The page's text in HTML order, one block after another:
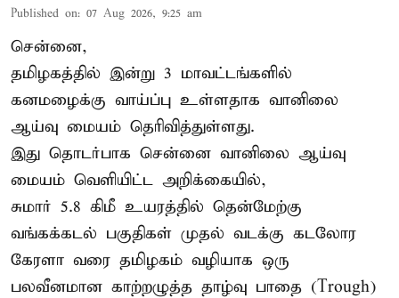
Published on: 07 Aug 2026, 9:25 am
சென்னை,
தமிழகத்தில் இன்று 3 மாவட்டங்களில்
கனமழைக்கு வாய்ப்பு உள்ளதாக வானிலை
ஆய்வு மையம் தெரிவித்துள்ளது.
இது தொடர்பாக சென்னை வானிலை ஆய்வு
மையம் வெளியிட்ட அறிக்கையில்,
சுமார் 5.8 கிமீ உயரத்தில் தென்மேற்கு
வங்கக்கடல் பகுதிகள் முதல் வடக்கு கடலோர
கேரளா வரை தமிழகம் வழியாக ஒரு
பலவீனமான காற்றழுத்த தாழ்வு பாதை (Trough)